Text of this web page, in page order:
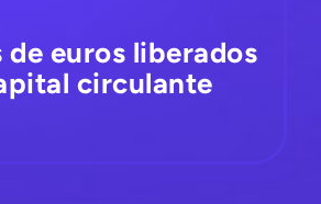
de euros liberados
circulante